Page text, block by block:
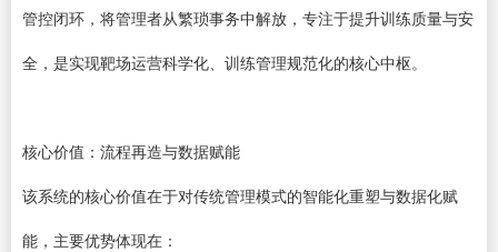
管控闭环，将管理者从繁琐事务中解放，专注于提升训练质量与安
全，是实现靶场运营科学化、训练管理规范化的核心中枢。
核心价值：流程再造与数据赋能
该系统的核心价值在于对传统管理模式的智能化重塑与数据化赋
能，主要优势体现在：